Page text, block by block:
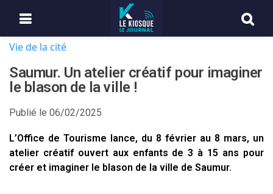
Vie de la cité
Saumur. Un atelier créatif pour imaginer
le blason de la ville !
Publié le 06/02/2025
L’Office de Tourisme lance, du 8 février au 8 mars, un
atelier créatif ouvert aux enfants de 3 à 15 ans pour
créer et imaginer le blason de la ville de Saumur.